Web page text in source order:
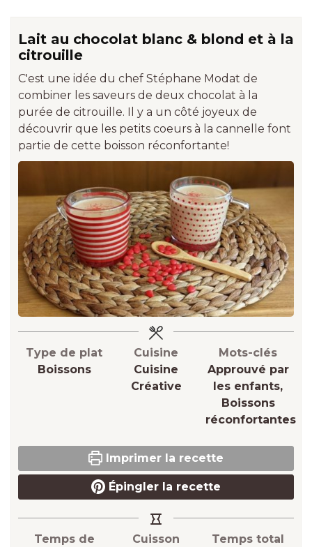
Lait au chocolat blanc & blond et à la
citrouille
C'est une idée du chef Stéphane Modat de
combiner les saveurs de deux chocolat à la
purée de citrouille. Il y a un côté joyeux de
découvrir que les petits coeurs à la cannelle font
partie de cette boisson réconfortante!
Type de plat
Boissons
Cuisine
Cuisine
Créative
Mots-clés
Approuvé par
les enfants,
Boissons
réconfortantes
Imprimer la recette
Épingler la recette
Temps de
Cuisson
Temps total